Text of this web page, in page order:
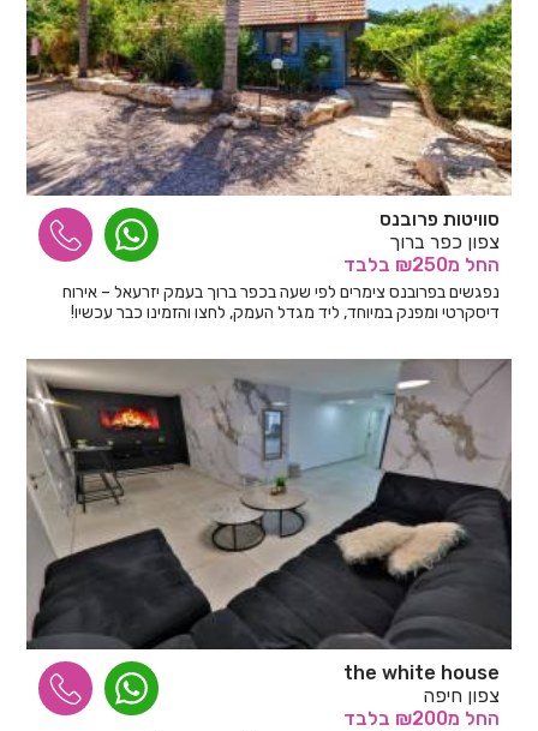
סוויטות פרובנס
צפון כפר ברוך
החל מ₪250 בלבד
נפגשים בפרובנס צימרים לפי שעה בכפר ברוך בעמק יזרעאל – אירוח
דיסקרטי ומפנק במיוחד, ליד מגדל העמק, לחצו והזמינו כבר עכשיו!
the white house
צפון חיפה
החל מ₪200 בלבד